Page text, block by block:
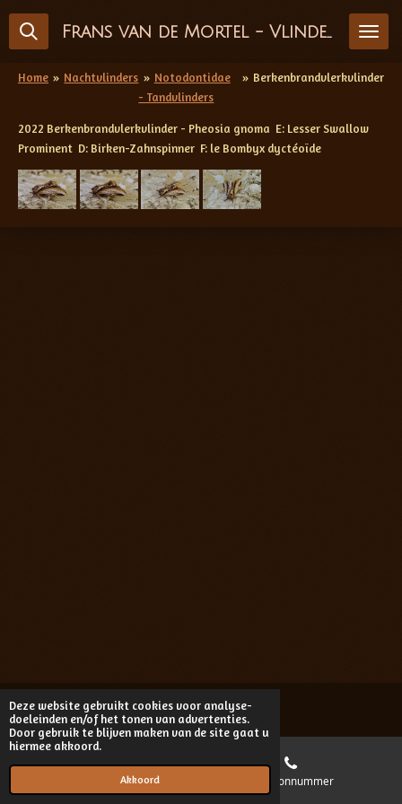
Deze website gebruikt cookies voor analyse-
doeleinden en/of het tonen van advertenties.
Door gebruik te blijven maken van de site gaat u
hiermee akkoord.
Akkoord
Ga
direct
de
Frans van de Mortel - Vlinderfotografie
Home » Nachtvlinders » Notodontidae
- Tandvlinders
» Berkenbrandvlerkvlinder
2022 Berkenbrandvlerkvlinder - Pheosia gnoma E: Lesser Swallow
Prominent D: Birken-Zahnspinner F: le Bombyx dyctéoïde
© 2015 - 2024Fransvandemortelvlinderfotografie.nl
E-mailadres Telefoonnummer